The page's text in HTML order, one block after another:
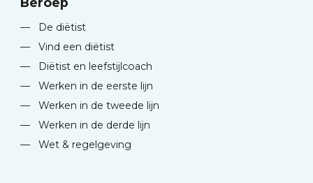
—
De diëtist
—
Vind een diëtist
—
Diëtist en leefstijlcoach
—
Werken in de eerste lijn
—
Werken in de tweede lijn
—
Werken in de derde lijn
—
Wet & regelgeving